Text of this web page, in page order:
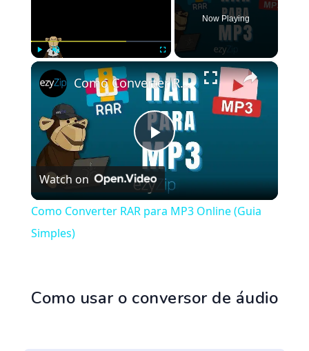
Now Playing
×
Play
Video
Como Converter RAR para MP3 Online (Guia Simples)
Watch on
Como Converter RAR para MP3 Online (Guia
Simples)
Como usar o conversor de áudio